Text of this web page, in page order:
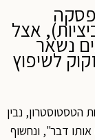
אצל
נשאר
לשיפוץ
הטסטוסטרון, נבין
דבר", ונחשוף